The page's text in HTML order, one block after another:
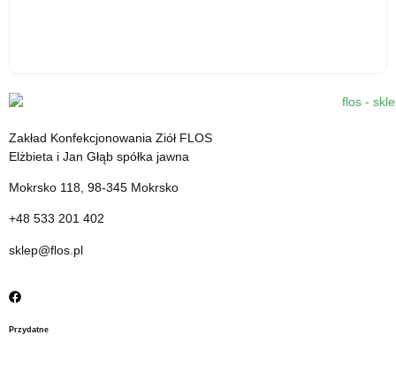
Kardamon mielony - 30 g - środek spożywczy
12.31zł cena z VAT
Zakład Konfekcjonowania Ziół FLOS
Elżbieta i Jan Głąb spółka jawna
Mokrsko 118, 98-345 Mokrsko
+48 533 201 402
sklep@flos.pl
Przydatne